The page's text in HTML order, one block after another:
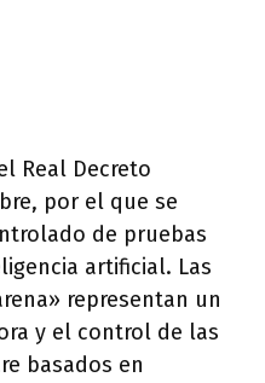
Real Decreto
por el que se
de pruebas
artificial. Las
representan un
y el control de las
basados en